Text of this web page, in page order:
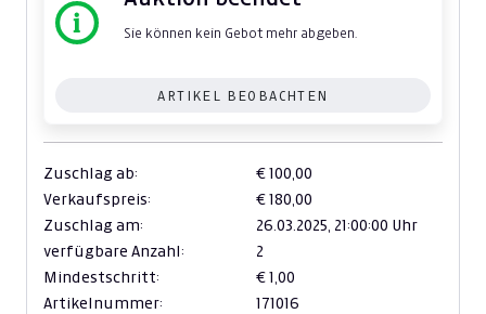
Sie können kein Gebot mehr abgeben.
ARTIKEL BEOBACHTEN
Zuschlag ab:
€ 100,00
Verkaufspreis:
€ 180,00
Zuschlag am:
26.03.2025, 21:00:00 Uhr
verfügbare Anzahl:
2
Mindestschritt:
€ 1,00
Artikelnummer:
171016